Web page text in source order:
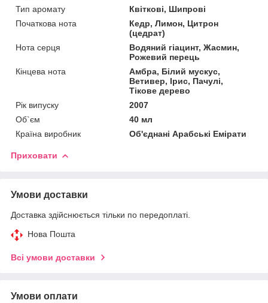
Тип аромату
Квіткові, Шипрові
Початкова нота
Кедр, Лимон, Цитрон
(цедрат)
Нота серця
Водяний гіацинт, Жасмин,
Рожевий перець
Кінцева нота
Амбра, Білий мускус,
Ветивер, Ірис, Пачулі,
Тікове дерево
Рік випуску
2007
Об`єм
40 мл
Країна виробник
Об'єднані Арабські Емірати
Приховати
Умови доставки
Доставка здійснюється тільки по передоплаті.
Нова Пошта
Всі умови доставки
Умови оплати